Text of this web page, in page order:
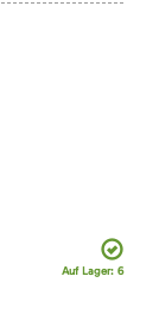
Auf Lager: 6